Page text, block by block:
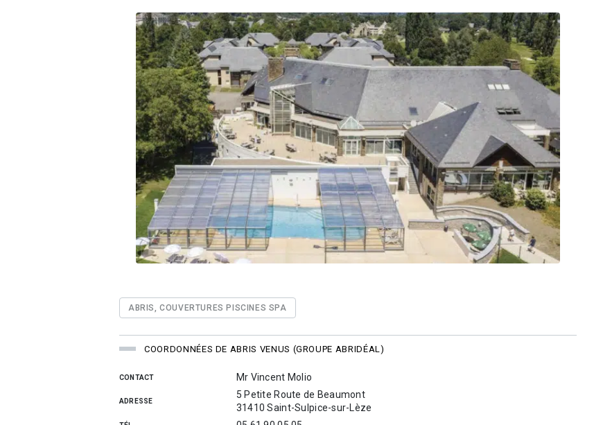
ABRIS, COUVERTURES PISCINES SPA
COORDONNÉES DE ABRIS VENUS (GROUPE ABRIDÉAL)
CONTACT Mr Vincent Molio
ADRESSE
5 Petite Route de Beaumont
31410 Saint-Sulpice-sur-Lèze